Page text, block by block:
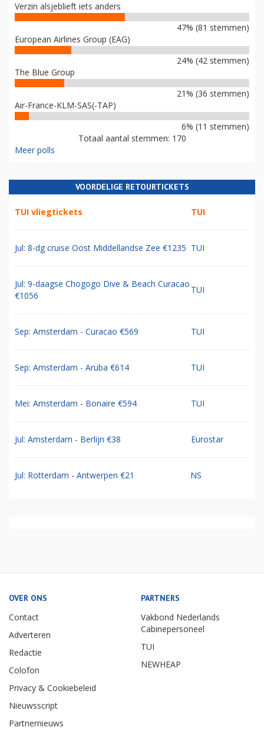
Verzin alsjeblieft iets anders
47% (81 stemmen)
European Airlines Group (EAG)
24% (42 stemmen)
The Blue Group
21% (36 stemmen)
Air-France-KLM-SAS(-TAP)
6% (11 stemmen)
Totaal aantal stemmen: 170
Meer polls
VOORDELIGE RETOURTICKETS
TUI vliegtickets TUI
Jul: 8-dg cruise Oost Middellandse Zee €1235 TUI
Jul: 9-daagse Chogogo Dive & Beach Curacao
€1056
TUI
Sep: Amsterdam - Curacao €569 TUI
Sep: Amsterdam - Aruba €614 TUI
Mei: Amsterdam - Bonaire €594 TUI
Jul: Amsterdam - Berlijn €38 Eurostar
Jul: Rotterdam - Antwerpen €21 NS
OVER ONS
Contact
Adverteren
Redactie
Colofon
Privacy & Cookiebeleid
Nieuwsscript
Partnernieuws
PARTNERS
Vakbond Nederlands
Cabinepersoneel
TUI
NEWHEAP